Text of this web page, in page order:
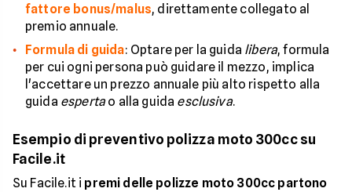
fattore bonus/malus, direttamente collegato al
premio annuale.
Formula di guida: Optare per la guida libera, formula
per cui ogni persona può guidare il mezzo, implica
l'accettare un prezzo annuale più alto rispetto alla
guida espertao alla guida esclusiva.
Esempio di preventivo polizza moto 300cc su
Facile.it
Su Facile.it i premi delle polizze moto 300cc partono